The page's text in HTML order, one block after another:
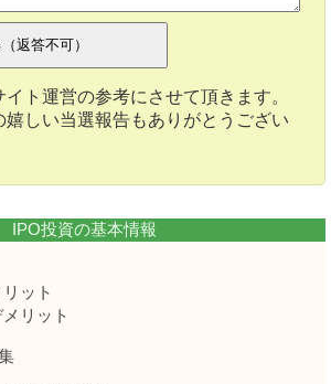
ト運営の参考にさせて頂きます。
嬉しい当選報告もありがとうござい
IPO投資の基本情報
ット
リット